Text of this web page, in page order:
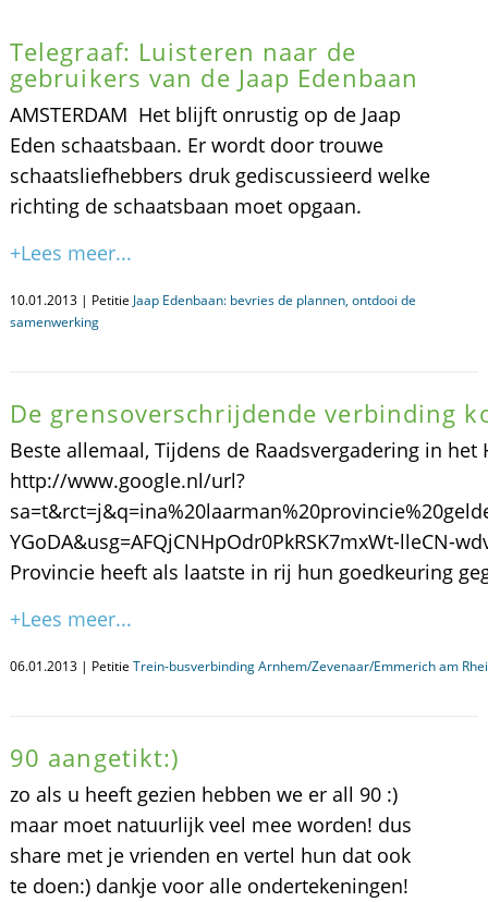
Telegraaf: Luisteren naar de
gebruikers van de Jaap Edenbaan
AMSTERDAM  Het blijft onrustig op de Jaap
Eden schaatsbaan. Er wordt door trouwe
schaatsliefhebbers druk gediscussieerd welke
richting de schaatsbaan moet opgaan.
+Lees meer...
10.01.2013 | Petitie Jaap Edenbaan: bevries de plannen, ontdooi de
samenwerking
De grensoverschrijdende verbinding
Beste allemaal, Tijdens de Raadsvergadering in
http://www.google.nl/url?
YGoDA&usg=AFQjCNHpOdr0PkRSK7mxWt-
Provincie heeft als laatste in rij hun goedkeuring
+Lees meer...
06.01.2013 | Petitie Trein-busverbinding Arnhem/Zevenaar/Emmerich am
90 aangetikt:)
zo als u heeft gezien hebben we er all 90 :)
maar moet natuurlijk veel mee worden! dus
share met je vrienden en vertel hun dat ook
te doen:) dankje voor alle ondertekeningen!